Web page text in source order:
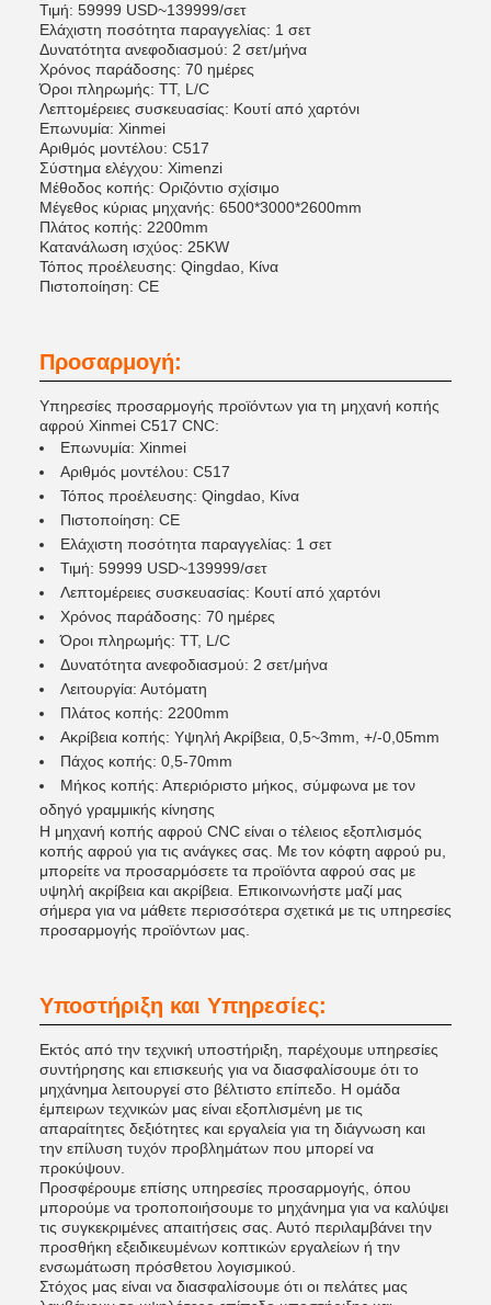
Τιμή: 59999 USD~139999/σετ
Ελάχιστη ποσότητα παραγγελίας: 1 σετ
Δυνατότητα ανεφοδιασμού: 2 σετ/μήνα
Χρόνος παράδοσης: 70 ημέρες
Όροι πληρωμής: TT, L/C
Λεπτομέρειες συσκευασίας: Κουτί από χαρτόνι
Επωνυμία: Xinmei
Αριθμός μοντέλου: C517
Σύστημα ελέγχου: Ximenzi
Μέθοδος κοπής: Οριζόντιο σχίσιμο
Μέγεθος κύριας μηχανής: 6500*3000*2600mm
Πλάτος κοπής: 2200mm
Κατανάλωση ισχύος: 25KW
Τόπος προέλευσης: Qingdao, Κίνα
Πιστοποίηση: CE
Προσαρμογή:
Υπηρεσίες προσαρμογής προϊόντων για τη μηχανή κοπής
αφρού Xinmei C517 CNC:
Επωνυμία: Xinmei
Αριθμός μοντέλου: C517
Τόπος προέλευσης: Qingdao, Κίνα
Πιστοποίηση: CE
Ελάχιστη ποσότητα παραγγελίας: 1 σετ
Τιμή: 59999 USD~139999/σετ
Λεπτομέρειες συσκευασίας: Κουτί από χαρτόνι
Χρόνος παράδοσης: 70 ημέρες
Όροι πληρωμής: TT, L/C
Δυνατότητα ανεφοδιασμού: 2 σετ/μήνα
Λειτουργία: Αυτόματη
Πλάτος κοπής: 2200mm
Ακρίβεια κοπής: Υψηλή Ακρίβεια, 0,5~3mm, +/-0,05mm
Πάχος κοπής: 0,5-70mm
Μήκος κοπής: Απεριόριστο μήκος, σύμφωνα με τον
οδηγό γραμμικής κίνησης
Η μηχανή κοπής αφρού CNC είναι ο τέλειος εξοπλισμός
κοπής αφρού για τις ανάγκες σας. Με τον κόφτη αφρού pu,
μπορείτε να προσαρμόσετε τα προϊόντα αφρού σας με
υψηλή ακρίβεια και ακρίβεια. Επικοινωνήστε μαζί μας
σήμερα για να μάθετε περισσότερα σχετικά με τις υπηρεσίες
προσαρμογής προϊόντων μας.
Υποστήριξη και Υπηρεσίες:
Εκτός από την τεχνική υποστήριξη, παρέχουμε υπηρεσίες
συντήρησης και επισκευής για να διασφαλίσουμε ότι το
μηχάνημα λειτουργεί στο βέλτιστο επίπεδο. Η ομάδα
έμπειρων τεχνικών μας είναι εξοπλισμένη με τις
απαραίτητες δεξιότητες και εργαλεία για τη διάγνωση και
την επίλυση τυχόν προβλημάτων που μπορεί να
προκύψουν.
Προσφέρουμε επίσης υπηρεσίες προσαρμογής, όπου
μπορούμε να τροποποιήσουμε το μηχάνημα για να καλύψει
τις συγκεκριμένες απαιτήσεις σας. Αυτό περιλαμβάνει την
προσθήκη εξειδικευμένων κοπτικών εργαλείων ή την
ενσωμάτωση πρόσθετου λογισμικού.
Στόχος μας είναι να διασφαλίσουμε ότι οι πελάτες μας